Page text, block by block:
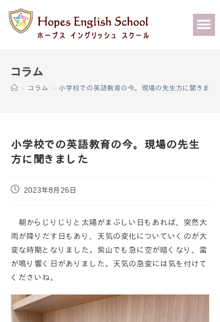
> コラム > 小学校での英語教育の今。現場の先生方に聞きまし
小学校での英語教育の今。現場の先生
方に聞きました
2023年8月26日
朝からじりじりと太陽がまぶしい日もあれば、突然大
雨が降りだす日もあり、天気の変化についていくのが大
変な時期となりました。紫山でも急に空が暗くなり、雷
が鳴り響く日がありました。天気の急変には気を付けて
くださいね。